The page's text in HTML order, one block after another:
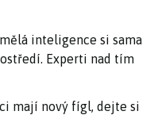
inteligence si sama
Experti nad tím
mají nový fígl, dejte si